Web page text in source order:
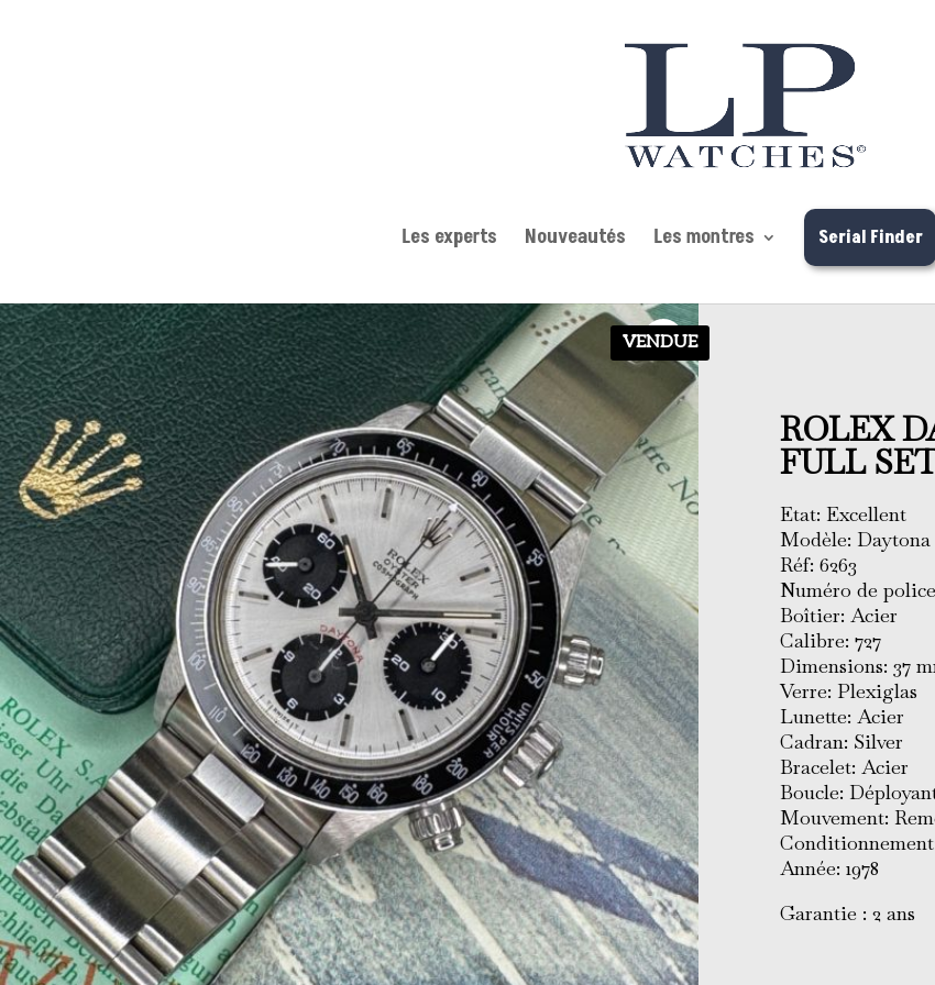
Les experts Nouveautés Les montres Serial Finder
VENDUE
ROLEX
FULL
Etat: Excellent
Modèle: Daytona
Réf: 6263
Numéro de
Boîtier: Acier
Calibre: 727
Dimensions: 37
Verre: Plexiglas
Lunette: Acier
Cadran: Silver
Bracelet: Acier
Boucle:
Mouvement:
Année: 1978
Garantie : 2 ans